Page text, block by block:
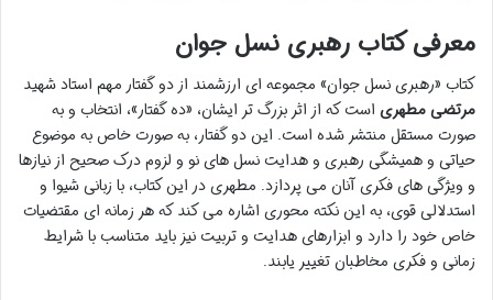
معرفی کتاب رهبری نسل جوان
کتاب «رهبری نسل جوان» مجموعه ای ارزشمند از دو گفتار مهم استاد شهید
مرتضی مطهری است که از اثر بزرگ تر ایشان، «ده گفتار»، انتخاب و به
صورت مستقل منتشر شده است. این دو گفتار، به صورت خاص به موضوع
حیاتی و همیشگی رهبری و هدایت نسل های نو و لزوم درک صحیح از نیازها
و ویژگی های فکری آنان می پردازد. مطهری در این کتاب، با زبانی شیوا و
استدلالی قوی، به این نکته محوری اشاره می کند که هر زمانه ای مقتضیات
خاص خود را دارد و ابزارهای هدایت و تربیت نیز باید متناسب با شرایط
زمانی و فکری مخاطبان تغییر یابند.